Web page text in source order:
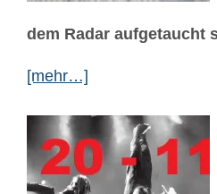
dem Radar aufgetaucht
[mehr…]